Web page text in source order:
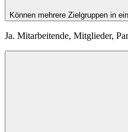
Können mehrere Zielgruppen in
Ja. Mitarbeitende, Mitglieder,